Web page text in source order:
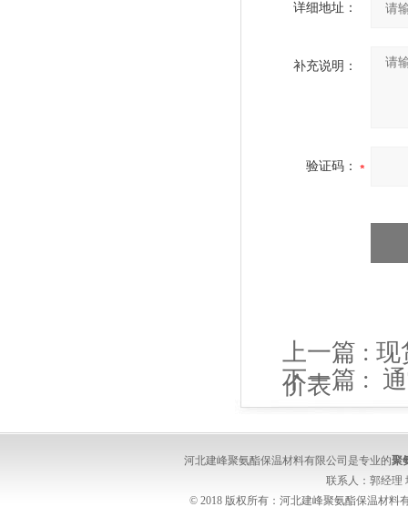
详细地址：
补充说明：
验证码：
上一篇 : 现
价表
下一篇 :
表
河北建峰聚氨酯保温材料有限公司是专业的聚
联系人：郭经理
© 2018 版权所有：河北建峰聚氨酯保温材